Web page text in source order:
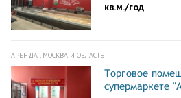
кв.м./год
АРЕНДА , МОСКВА И ОБЛАСТЬ
Торговое
супермаркете